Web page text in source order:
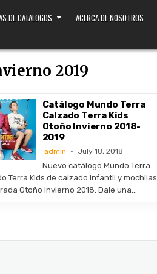
DE CATALOGOS ACERCA DE NOSOTROS
2019
Catálogo Mundo Terra
Calzado Terra Kids
Otoño Invierno 2018-
2019
admin July 18, 2018
Nuevo catálogo Mundo Terra
Terra Kids de calzado infantil y mochilas
Otoño Invierno 2018. Dale una…